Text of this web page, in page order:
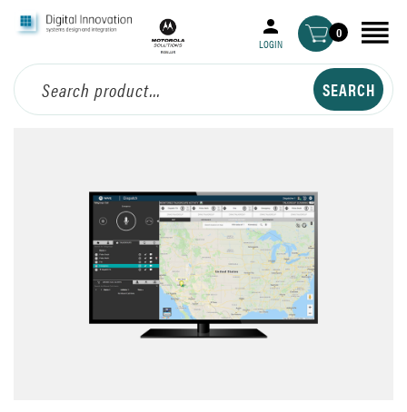
LOGIN
0